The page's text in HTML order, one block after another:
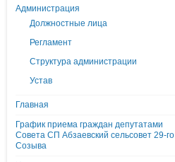
Администрация
Должностные лица
Регламент
Структура администрации
Устав
Главная
График приема граждан депутатами
Совета СП Абзаевский сельсовет 29-го
Созыва